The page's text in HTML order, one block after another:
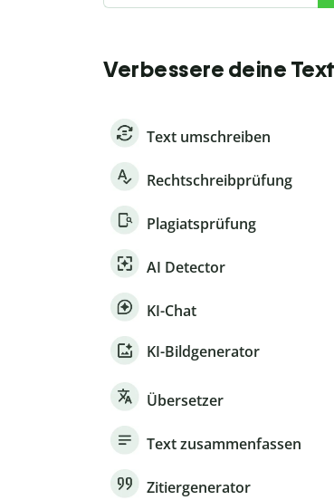
Verbessere deine
Text umschreiben
Rechtschreibprüfung
Plagiatsprüfung
AI Detector
KI-Chat
KI-Bildgenerator
Übersetzer
Text zusammenfassen
Zitiergenerator